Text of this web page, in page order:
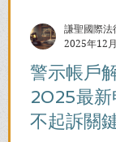
警示帳戶
2025最新
不起訴關
謙聖國際法
2025年12